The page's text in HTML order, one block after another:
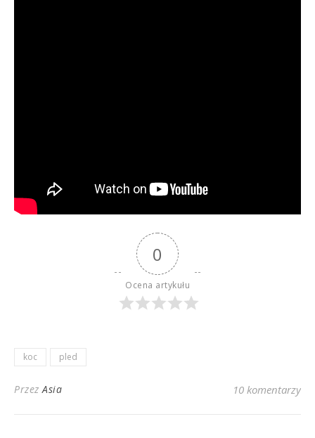
0
Ocena artykułu
koc pled
PrzezAsia 10 komentarzy